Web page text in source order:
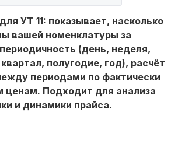
УТ 11: показывает, насколько
вашей номенклатуры за
(день, неделя,
полугодие, год), расчёт
периодами по фактически
ценам. Подходит для анализа
и динамики прайса.